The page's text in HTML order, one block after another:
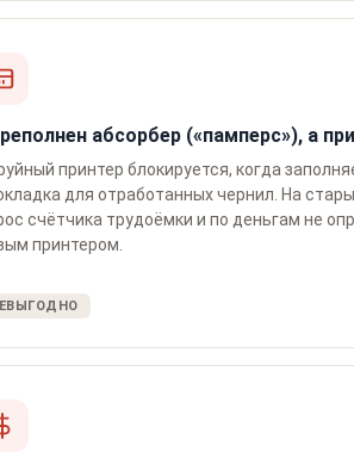
абсорбер («памперс»), а
принтер блокируется, когда
для отработанных чернил. На
счётчика трудоёмки и по деньгам не
принтером.